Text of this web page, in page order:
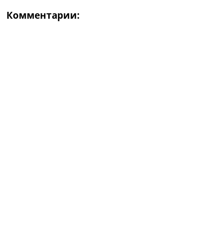
Комментарии: